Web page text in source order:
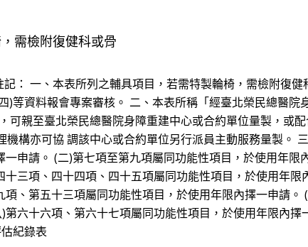
需檢附復健科或骨
： 一、本表所列之輔具項目，若需特製輪椅，需檢附復
等資料報會專案審核。 二、本表所稱「經臺北榮民總醫院
可親至臺北榮民總醫院身障重建中心或合約單位量製，或
構亦可協 調該中心或合約單位另行派員主動服務量製。
申請。 (二)第七項至第九項屬同功能性項目，於使用年限
三項、四十四項、四十五項屬同功能性項目，於使用年
、第五十三項屬同功能性項目，於使用年限內擇一申請
六十六項、第六十七項屬同功能性項目，於使用年限內
紀錄表